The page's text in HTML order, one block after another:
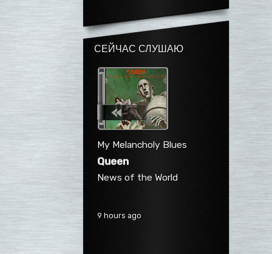
СЕЙЧАС СЛУШАЮ
My Melancholy Blues
Queen
News of the World
9 hours ago